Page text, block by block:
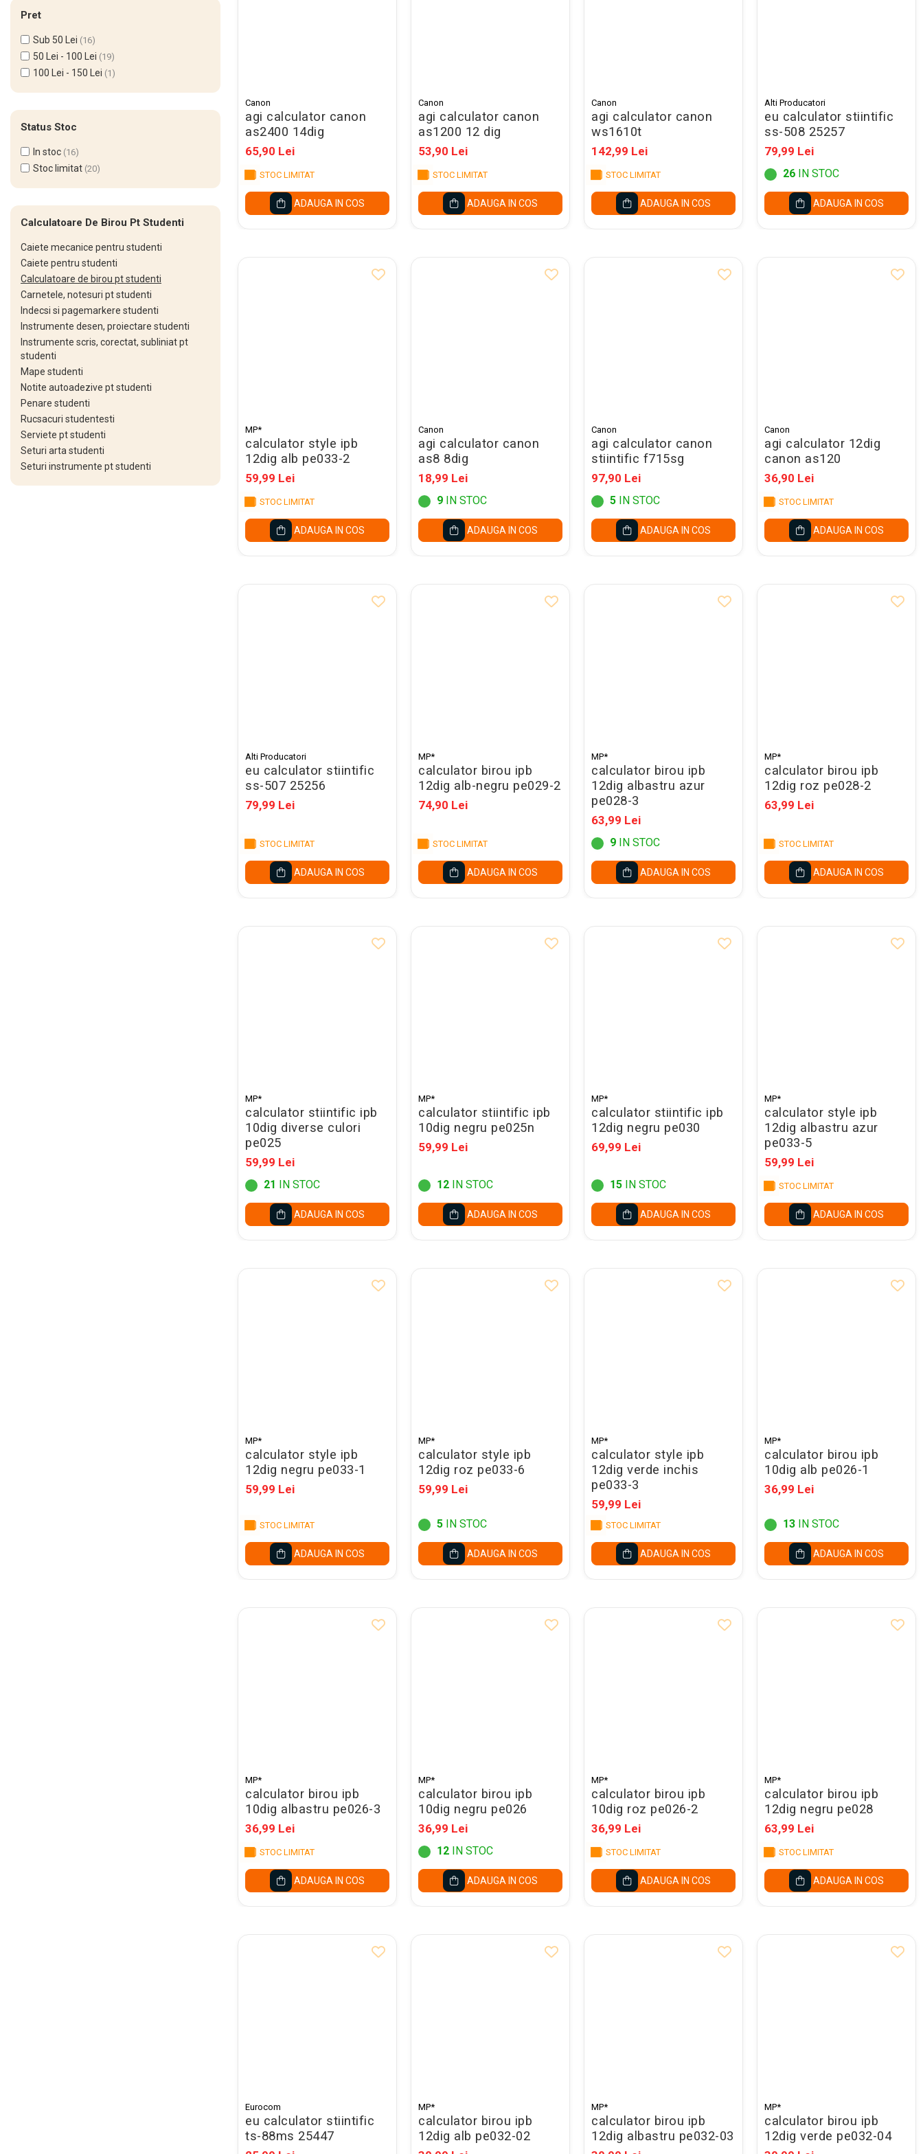
Cerneala Stilouri, Patroane
cerneala
Creioane colorate
Creioane
Carioci
Creioane cerate colorate
Instrumente pentru scris kids
Jocuri Educative si Puzzle-uri
corectoare
Ascutitori
Acuarele
Acuarele Tempera la bucata
Set acuarele tempera
Culori si vopsele acrilice
Acuarele Guase
Pahare, palete si sorturi
pictura copii
Pensule scoala copii
Pensule cu rezervor
Pensule scolare bucata
Calculatoare De Birou Pt Studenti
Caiete mecanice pentru studenti
Caiete pentru studenti
Calculatoare de birou pt studenti
Carnetele, notesuri pt studenti
Indecsi si pagemarkere studenti
Instrumente desen, proiectare studenti
Instrumente scris, corectat, subliniat pt
studenti
Mape studenti
Notite autoadezive pt studenti
Penare studenti
Rucsacuri studentesti
Serviete pt studenti
Seturi arta studenti
Seturi instrumente pt studenti
Pret
Sub 50 Lei (16)
50 Lei - 100 Lei (19)
100 Lei - 150 Lei (1)
Status Stoc
In stoc (16)
Stoc limitat (20)
Canon
agi calculator canon
as2400 14dig
65,90 Lei
STOC LIMITAT
ADAUGA IN COS
Canon
agi calculator canon
as1200 12 dig
53,90 Lei
STOC LIMITAT
ADAUGA IN COS
Canon
agi calculator canon
ws1610t
142,99 Lei
STOC LIMITAT
ADAUGA IN COS
Alti Producatori
eu calculator stiintific
ss-508 25257
79,99 Lei
26 IN STOC
ADAUGA IN COS
MP*
calculator style ipb
12dig alb pe033-2
59,99 Lei
STOC LIMITAT
ADAUGA IN COS
Canon
agi calculator canon
as8 8dig
18,99 Lei
9 IN STOC
ADAUGA IN COS
Canon
agi calculator canon
stiintific f715sg
97,90 Lei
5 IN STOC
ADAUGA IN COS
Canon
agi calculator 12dig
canon as120
36,90 Lei
STOC LIMITAT
ADAUGA IN COS
Alti Producatori
eu calculator stiintific
ss-507 25256
79,99 Lei
STOC LIMITAT
ADAUGA IN COS
MP*
calculator birou ipb
12dig alb-negru pe029-2
74,90 Lei
STOC LIMITAT
ADAUGA IN COS
MP*
calculator birou ipb
12dig albastru azur
pe028-3
63,99 Lei
9 IN STOC
ADAUGA IN COS
MP*
calculator birou ipb
12dig roz pe028-2
63,99 Lei
STOC LIMITAT
ADAUGA IN COS
MP*
calculator stiintific ipb
10dig diverse culori
pe025
59,99 Lei
21 IN STOC
ADAUGA IN COS
MP*
calculator stiintific ipb
10dig negru pe025n
59,99 Lei
12 IN STOC
ADAUGA IN COS
MP*
calculator stiintific ipb
12dig negru pe030
69,99 Lei
15 IN STOC
ADAUGA IN COS
MP*
calculator style ipb
12dig albastru azur
pe033-5
59,99 Lei
STOC LIMITAT
ADAUGA IN COS
MP*
calculator style ipb
12dig negru pe033-1
59,99 Lei
STOC LIMITAT
ADAUGA IN COS
MP*
calculator style ipb
12dig roz pe033-6
59,99 Lei
5 IN STOC
ADAUGA IN COS
MP*
calculator style ipb
12dig verde inchis
pe033-3
59,99 Lei
STOC LIMITAT
ADAUGA IN COS
MP*
calculator birou ipb
10dig alb pe026-1
36,99 Lei
13 IN STOC
ADAUGA IN COS
MP*
calculator birou ipb
10dig albastru pe026-3
36,99 Lei
STOC LIMITAT
ADAUGA IN COS
MP*
calculator birou ipb
10dig negru pe026
36,99 Lei
12 IN STOC
ADAUGA IN COS
MP*
calculator birou ipb
10dig roz pe026-2
36,99 Lei
STOC LIMITAT
ADAUGA IN COS
MP*
calculator birou ipb
12dig negru pe028
63,99 Lei
STOC LIMITAT
ADAUGA IN COS
Eurocom
eu calculator stiintific
ts-88ms 25447
MP*
calculator birou ipb
12dig alb pe032-02
MP*
calculator birou ipb
12dig albastru pe032-03
MP*
calculator birou ipb
12dig verde pe032-04